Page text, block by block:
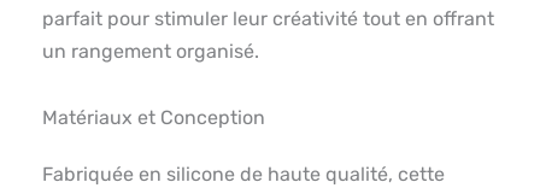
parfait pour stimuler leur créativité tout en offrant
un rangement organisé.
Matériaux et Conception
Fabriquée en silicone de haute qualité, cette